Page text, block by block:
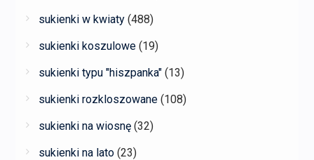
sukienki w kwiaty (488)
sukienki koszulowe (19)
sukienki typu "hiszpanka" (13)
sukienki rozkloszowane (108)
sukienki na wiosnę (32)
sukienki na lato (23)